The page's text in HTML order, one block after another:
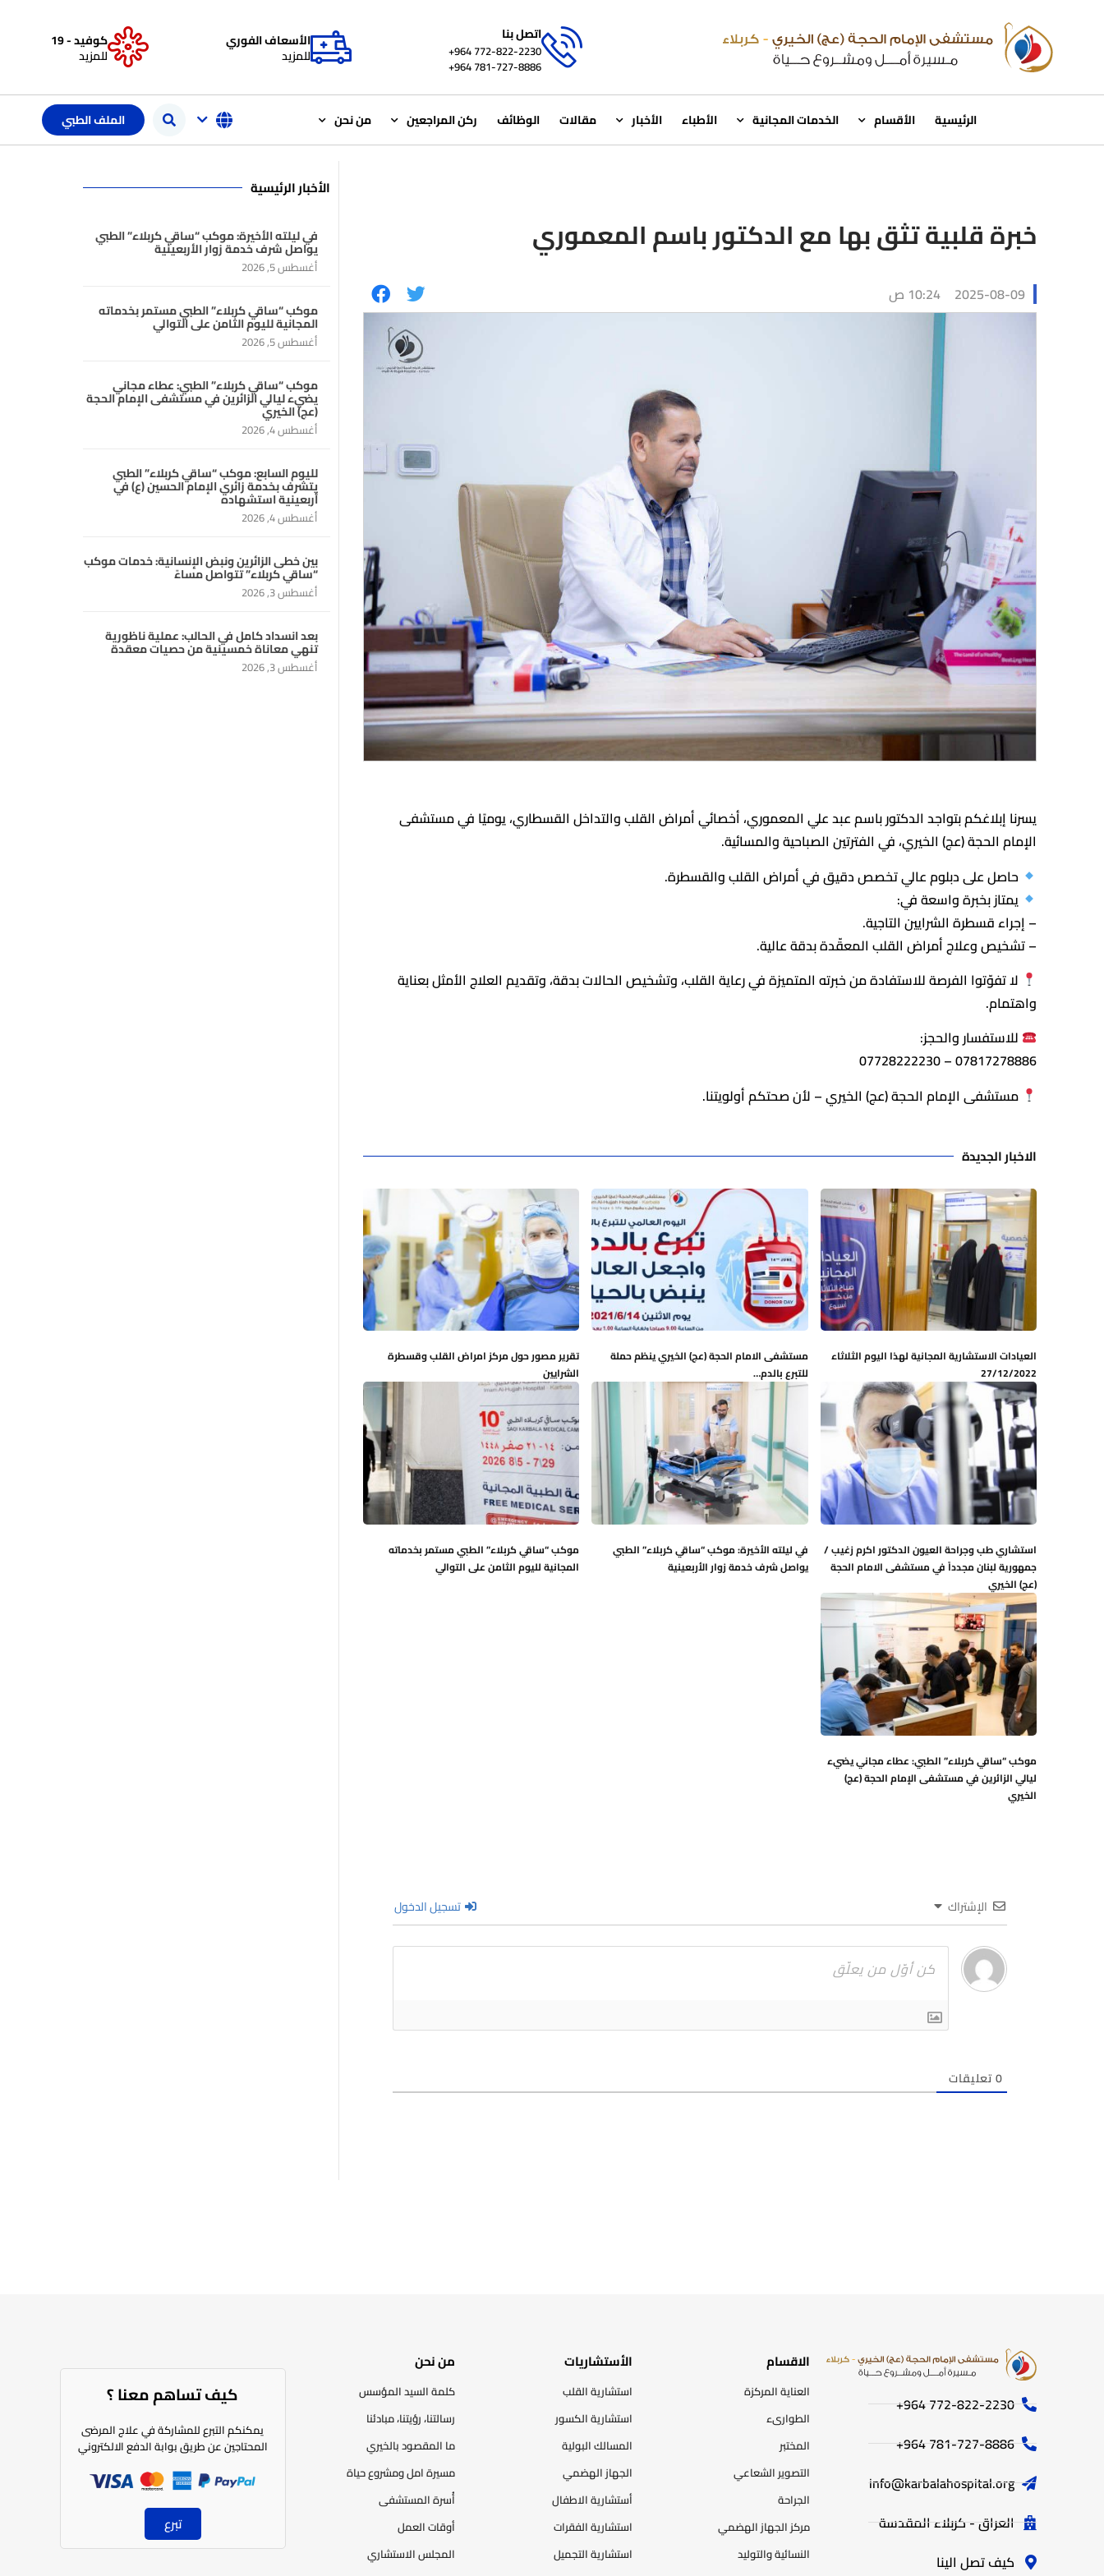
اتصل بنا
772-822-2230‏ 964+
781-727-8886 964+
الأسعاف الفوري
للمزيد
كوفيد - 19
للمزيد
الرئيسية الأقسام الخدمات المجانية الأطباء الأخبار مقالات الوظائف ركن المراجعين من نحن الملف الطبي
خبرة قلبية تثق بها مع الدكتور باسم المعموري
2025-08-09 10:24 ص
يسرنا إبلاغكم بتواجد الدكتور باسم عبد علي المعموري، أخصائي أمراض القلب والتداخل القسطاري، يوميًا في مستشفى
الإمام الحجة (عج) الخيري، في الفترتين الصباحية والمسائية.
حاصل على دبلوم عالي تخصص دقيق في أمراض القلب والقسطرة.
يمتاز بخبرة واسعة في:
– إجراء قسطرة الشرايين التاجية.
– تشخيص وعلاج أمراض القلب المعقّدة بدقة عالية.
لا تفوّتوا الفرصة للاستفادة من خبرته المتميزة في رعاية القلب، وتشخيص الحالات بدقة، وتقديم العلاج الأمثل بعناية
واهتمام.
للاستفسار والحجز:
07817278886 – 07728222230
مستشفى الإمام الحجة (عج) الخيري – لأن صحتكم أولويتنا.
الاخبار الجديدة
العيادات الاستشارية المجانية لهذا اليوم الثلاثاء
27/12/2022
مستشفى الامام الحجة (عج) الخيري ينظم حملة
للتبرع بالدم…
تقرير مصور حول مركز امراض القلب وقسطرة
الشرايين
استشاري طب وجراحة العيون الدكتور اكرم زغيب /
جمهورية لبنان مجدداً في مستشفى الامام الحجة
(عج) الخيري
في ليلته الأخيرة: موكب “ساقي كربلاء” الطبي
يواصل شرف خدمة زوار الأربعينية
موكب “ساقي كربلاء” الطبي مستمر بخدماته
المجانية لليوم الثامن على التوالي
موكب “ساقي كربلاء” الطبي: عطاء مجاني يضيء
ليالي الزائرين في مستشفى الإمام الحجة (عج)
الخيري
الإشتراك تسجيل الدخول
0تعليقات
الأخبار الرئيسية
في ليلته الأخيرة: موكب “ساقي كربلاء” الطبي
يواصل شرف خدمة زوار الأربعينية
أغسطس 5, 2026
موكب “ساقي كربلاء” الطبي مستمر بخدماته
المجانية لليوم الثامن على التوالي
أغسطس 5, 2026
موكب “ساقي كربلاء” الطبي: عطاء مجاني
يضيء ليالي الزائرين في مستشفى الإمام الحجة
(عج) الخيري
أغسطس 4, 2026
لليوم السابع: موكب “ساقي كربلاء” الطبي
يتشرف بخدمة زائري الإمام الحسين (ع) في
أربعينية استشهاده
أغسطس 4, 2026
بين خطى الزائرين ونبض الإنسانية: خدمات موكب
“ساقي كربلاء” تتواصل مساءً
أغسطس 3, 2026
بعد انسداد كامل في الحالب: عملية ناظورية
تنهي معاناة خمسينية من حصيات معقدة
أغسطس 3, 2026
772-822-2230‏ 964+
781-727-8886 964+
info@karbalahospital.org
العراق - كربلاء المقدسة
كيف تصل الينا
الاقسام
العناية المركزة
الطوارىء
المختبر
التصوير الشعاعي
الجراحة
مركز الجهاز الهضمي
النسائية والتوليد
الأستشاريات
استشارية القلب
استشارية الكسور
المسالك البولية
الجهاز الهضمي
أستشارية الاطفال
استشارية الفقرات
استشارية التجميل
من نحن
كلمة السيد المؤسس
رسالتنا، رؤيتنا، مبادئنا
ما المقصود بالخيري
مسيرة امل ومشروع حياة
أُسرة المستشفى
أوقات العمل
المجلس الاستشاري
كيف تساهم معنا ؟​
يمكنكم التبرع للمشاركة في علاج المرضى
المحتاجين عن طريق بوابة الدفع الالكتروني
تبرع